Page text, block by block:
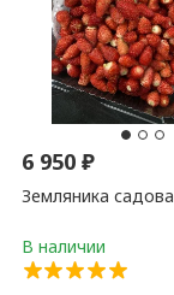
6 950₽
Земляника